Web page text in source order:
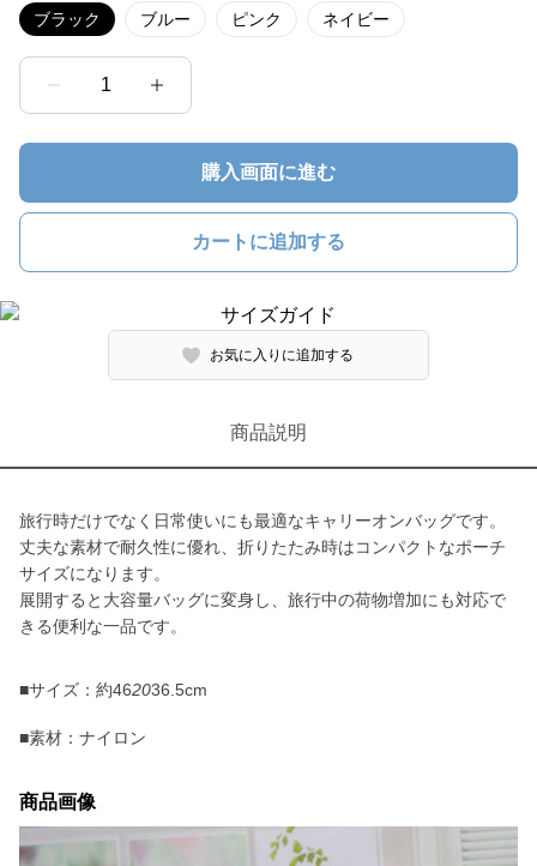
ブラック ブルー ピンク ネイビー
1
購入画面に進む
カートに追加する
お気に入りに追加する
商品説明
旅行時だけでなく日常使いにも最適なキャリーオンバッグです。
丈夫な素材で耐久性に優れ、折りたたみ時はコンパクトなポーチ
サイズになります。
展開すると大容量バッグに変身し、旅行中の荷物増加にも対応で
きる便利な一品です。
■サイズ：約462036.5cm
■素材：ナイロン
商品画像